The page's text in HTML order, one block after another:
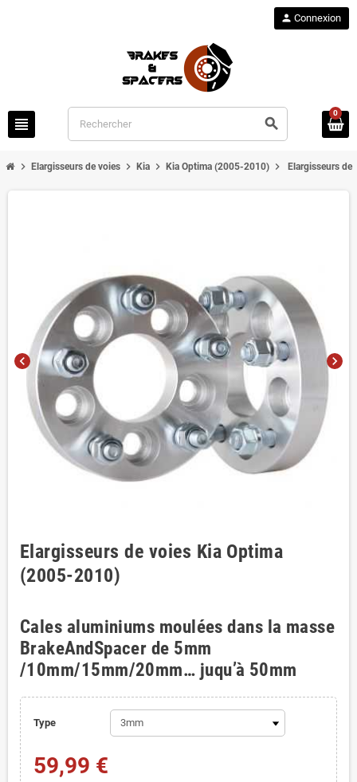
view_headline search
person Connexion
0
chevron_right Elargisseurs de voies chevron_right Kia chevron_right Kia Optima (2005-2010) chevron_right Elargisseurs
chevron_left chevron_right
Elargisseurs de voies Kia Optima
(2005-2010)
Cales aluminiums moulées dans la masse
BrakeAndSpacer de 5mm
/10mm/15mm/20mm… juqu’à 50mm
Type
59,99 €